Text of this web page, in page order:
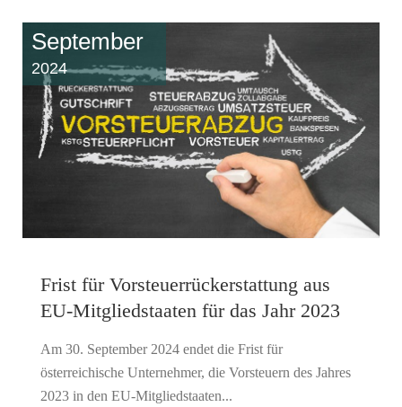
September
2024
Frist für Vorsteuerrückerstattung aus
EU-Mitgliedstaaten für das Jahr 2023
Am 30. September 2024 endet die Frist für
österreichische Unternehmer, die Vorsteuern des Jahres
2023 in den EU-Mitgliedstaaten...